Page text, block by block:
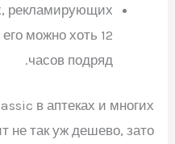
рекламирующих
можно хоть 12
часов подряд.
в аптеках и многих
не так уж дешево, зато